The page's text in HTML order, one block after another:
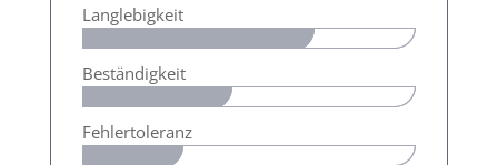
Langlebigkeit
Beständigkeit
Fehlertoleranz